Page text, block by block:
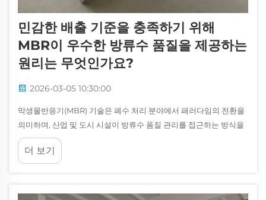
민감한 배출 기준을 충족하기 위해
MBR이 우수한 방류수 품질을 제공하는
원리는 무엇인가요?
2026-03-05 10:30:00
막생물반응기(MBR) 기술은 폐수 처리 분야에서 패러다임의 전환을
의미하며, 산업 및 도시 시설이 방류수 품질 관리를 접근하는 방식을
근본적으로 변화시킵니다. 방류 환경이 특히 높은 수질을 요구할 때...
더 보기